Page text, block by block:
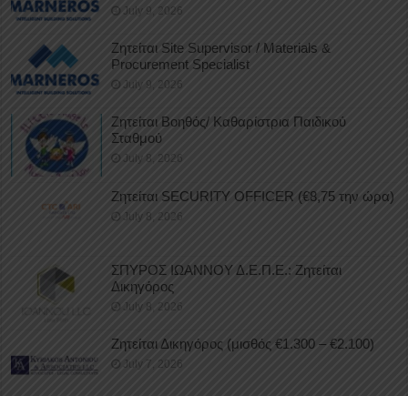
July 9, 2026
Ζητείται Site Supervisor / Materials &
Procurement Specialist
July 9, 2026
Ζητείται Βοηθός/ Καθαρίστρια Παιδικού
Σταθμού
July 8, 2026
Ζητείται SECURITY OFFICER (€8,75 την ώρα)
July 8, 2026
ΣΠΥΡΟΣ ΙΩΑΝΝΟΥ Δ.Ε.Π.Ε.: Ζητείται
Δικηγόρος
July 8, 2026
Ζητείται Δικηγόρος (μισθός €1.300 – €2.100)
July 7, 2026